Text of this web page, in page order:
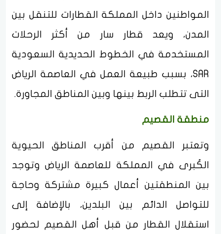
المواطنين داخل المملكة القطارات للتنقل بين
المدن، ويعد قطار سار من أكثر الرحلات
المستخدمة في الخطوط الحديدية السعودية
SAR، بسبب طبيعة العمل في العاصمة الرياض
التى تتطلب الربط بينها وبين المناطق المجاورة.
منطقة القصيم
وتعتبر القصيم من أقرب المناطق الحيوية
الكُبرى في المملكة للعاصمة الرياض وتوجد
بين المنطقتين أعمال كبيرة مشتركة وحاجة
للتواصل الدائم بين البلدين، بالإضافة إلى
استقلال القطار من قبل أهل القصيم لحضور